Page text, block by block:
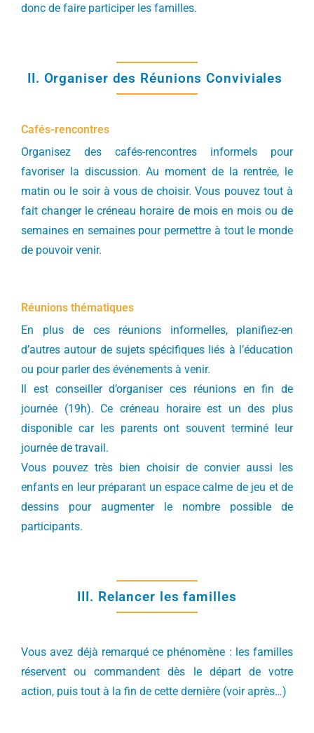
donc de faire participer les familles.
II. Organiser des Réunions Conviviales
Cafés-rencontres
Organisez des cafés-rencontres informels pour
favoriser la discussion. Au moment de la rentrée, le
matin ou le soir à vous de choisir. Vous pouvez tout à
fait changer le créneau horaire de mois en mois ou de
semaines en semaines pour permettre à tout le monde
de pouvoir venir.
Réunions thématiques
En plus de ces réunions informelles, planifiez-en
d’autres autour de sujets spécifiques liés à l’éducation
ou pour parler des événements à venir.
Il est conseiller d’organiser ces réunions en fin de
journée (19h). Ce créneau horaire est un des plus
disponible car les parents ont souvent terminé leur
journée de travail.
Vous pouvez très bien choisir de convier aussi les
enfants en leur préparant un espace calme de jeu et de
dessins pour augmenter le nombre possible de
participants.
III. Relancer les familles
Vous avez déjà remarqué ce phénomène : les familles
réservent ou commandent dès le départ de votre
action, puis tout à la fin de cette dernière (voir après…)